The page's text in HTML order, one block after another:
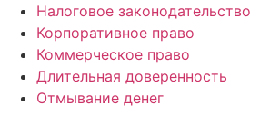
Налоговое законодательство
Корпоративное право
Коммерческое право
Длительная доверенность
Отмывание денег